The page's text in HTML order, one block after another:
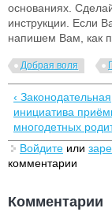
основаниях.
инструкции. Если
напишем Вам, как
Добрая воля
‹ Законодательная
инициатива
многодетных
Войдите или
комментарии
Комментарии